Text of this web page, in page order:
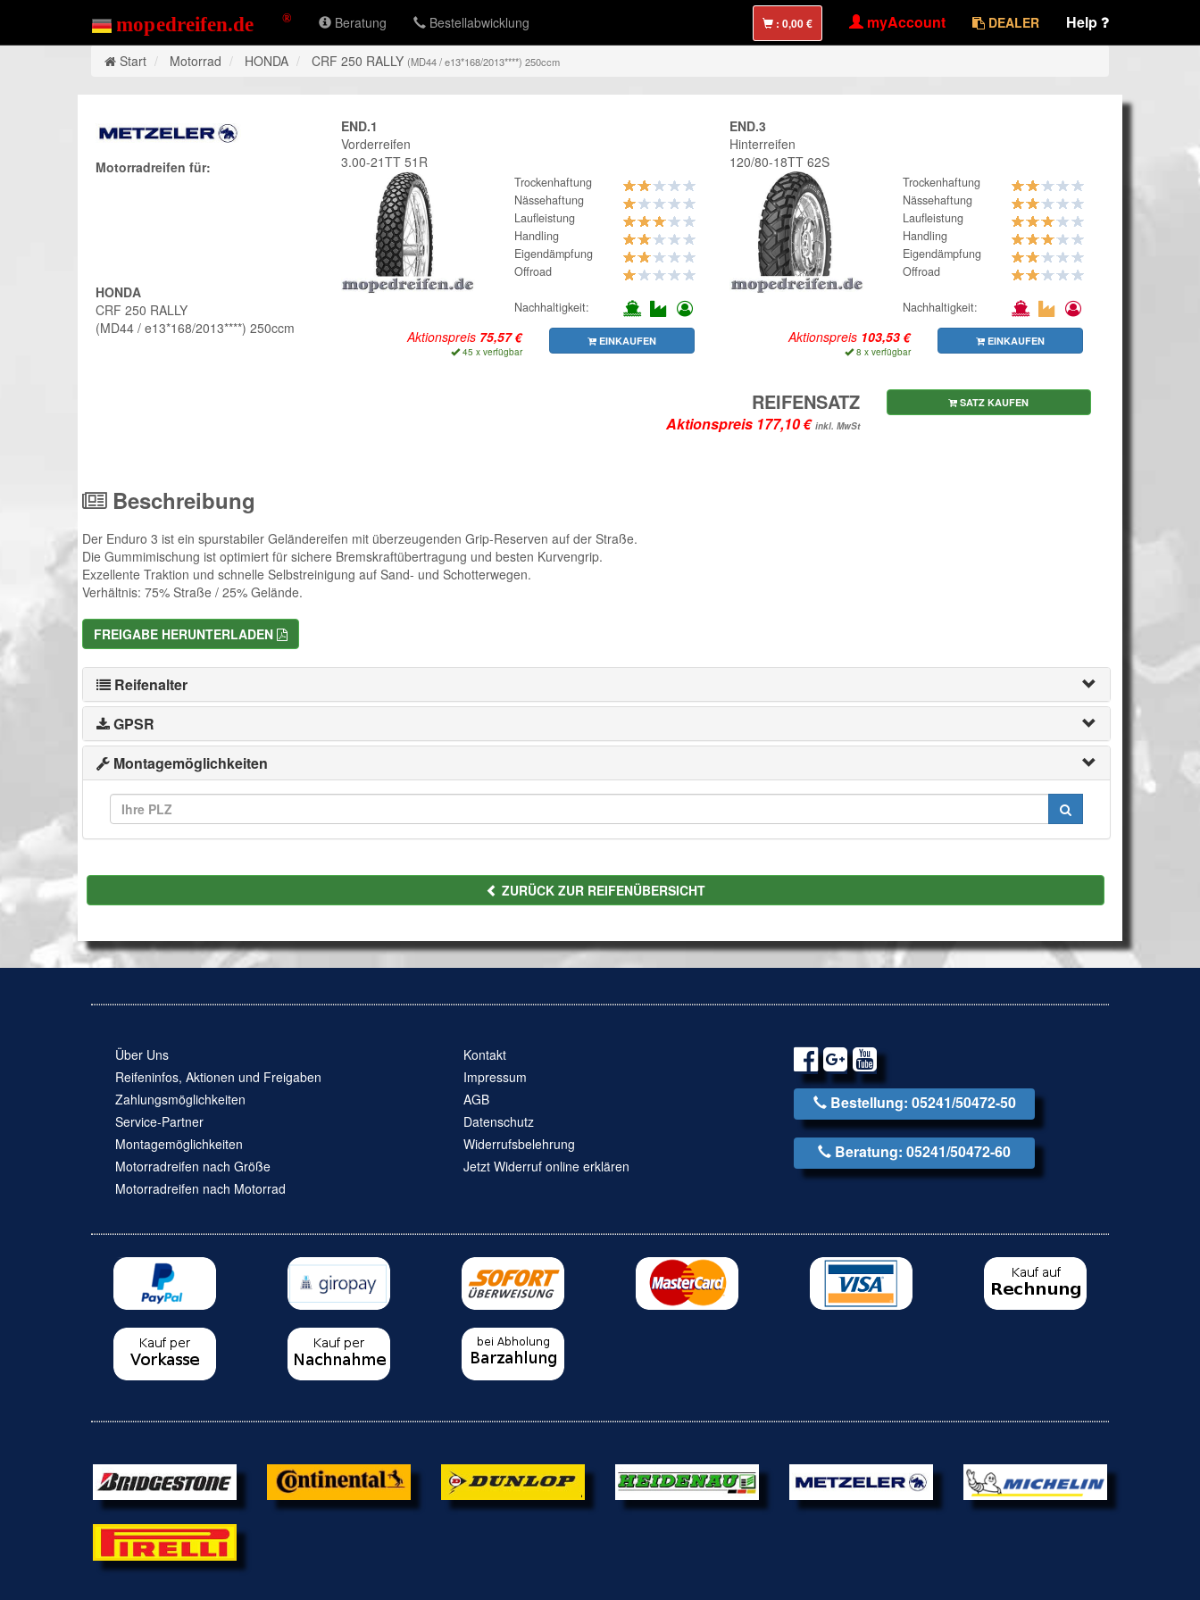
Beratung Bestellabwicklung : myAccount DEALER Help
Start Motorrad HONDA CRF 250 RALLY (MD44 / e13*168/2013****) 250ccm
Motorradreifen für:
HONDA
CRF 250 RALLY
(MD44 / e13*168/2013****) 250ccm
END.1
Vorderreifen
3.00-21TT 51R
Trockenhaftung
Nässehaftung
Laufleistung
Handling
Eigendämpfung
Offroad
Nachhaltigkeit:
Aktionspreis
45 x verfügbar
EINKAUFEN
END.3
Hinterreifen
120/80-18TT 62S
Trockenhaftung
Nässehaftung
Laufleistung
Handling
Eigendämpfung
Offroad
Nachhaltigkeit:
Aktionspreis
8 x verfügbar
EINKAUFEN
REIFENSATZ
Aktionspreis inkl. MwSt
SATZ KAUFEN
Beschreibung
Der Enduro 3 ist ein spurstabiler Geländereifen mit überzeugenden Grip-Reserven auf der Straße.
Die Gummimischung ist optimiert für sichere Bremskraftübertragung und besten Kurvengrip.
Exzellente Traktion und schnelle Selbstreinigung auf Sand- und Schotterwegen.
Verhältnis: 75% Straße / 25% Gelände.
FREIGABE HERUNTERLADEN
Reifenalter
GPSR
Montagemöglichkeiten
ZURÜCK ZUR REIFENÜBERSICHT
Über Uns
Reifeninfos, Aktionen und Freigaben
Zahlungsmöglichkeiten
Service-Partner
Montagemöglichkeiten
Motorradreifen nach Größe
Motorradreifen nach Motorrad
Kontakt
Impressum
AGB
Datenschutz
Widerrufsbelehrung
Jetzt Widerruf online erklären
Bestellung: 05241/50472-50
Beratung: 05241/50472-60